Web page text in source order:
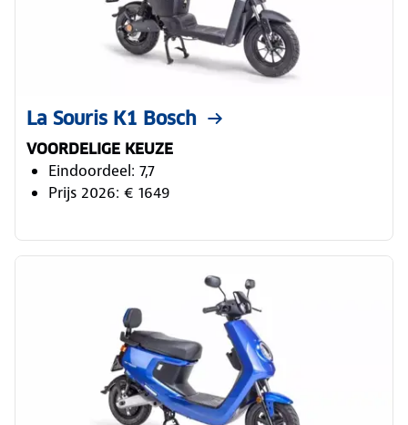
La Souris K1 Bosch
VOORDELIGE KEUZE
Eindoordeel: 7,7
Prijs 2026: € 1649